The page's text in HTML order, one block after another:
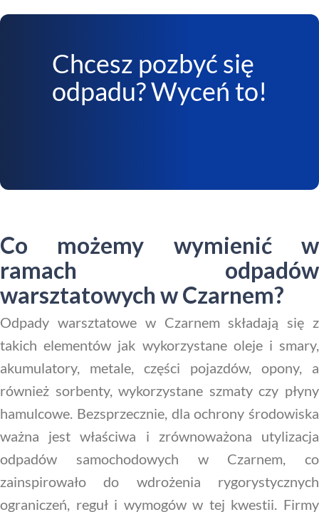
Chcesz pozbyć się
odpadu? Wyceń to!
Co możemy wymienić w
ramach odpadów
warsztatowych w Czarnem?
Odpady warsztatowe w Czarnem składają się z
takich elementów jak wykorzystane oleje i smary,
akumulatory, metale, części pojazdów, opony, a
również sorbenty, wykorzystane szmaty czy płyny
hamulcowe. Bezsprzecznie, dla ochrony środowiska
ważna jest właściwa i zrównoważona utylizacja
odpadów samochodowych w Czarnem, co
zainspirowało do wdrożenia rygorystycznych
ograniczeń, reguł i wymogów w tej kwestii. Firmy